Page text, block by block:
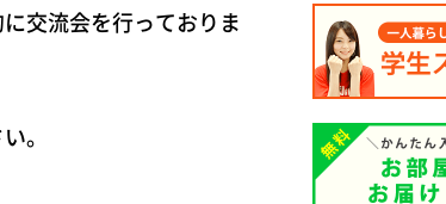
交流会を行っておりま
。